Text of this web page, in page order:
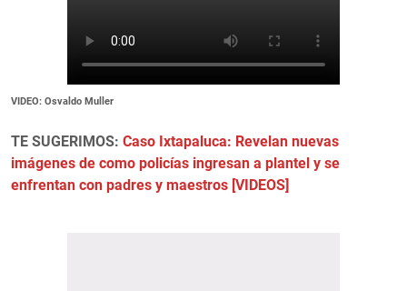
VIDEO: Osvaldo Muller
TE SUGERIMOS: Caso Ixtapaluca: Revelan nuevas
imágenes de como policías ingresan a plantel y se
enfrentan con padres y maestros [VIDEOS]